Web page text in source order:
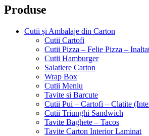
Produse
Cutii și Ambalaje din Carton
Cutii Cartofi
Cutii Pizza – Felie Pizza –
Cutii Hamburger
Salatiere Carton
Wrap Box
Cutii Meniu
Tavite si Barcute
Cutii Pui – Cartofi – Clatite
Cutii Triunghi Sandwich
Tavite Baghete – Tacos
Tavite Carton Interior Laminat